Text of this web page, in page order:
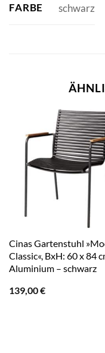
FARBE schwarz
Cinas Gartenstuhl
Classic«, BxH: 60 x 84
Aluminium – schwarz
139,00€